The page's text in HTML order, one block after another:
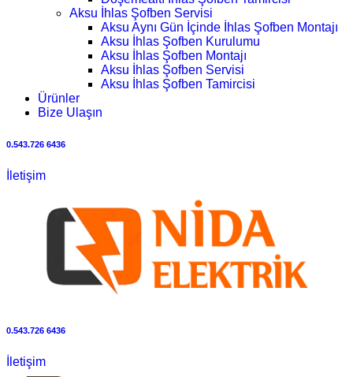
Aksu İhlas Şofben Servisi
Aksu Aynı Gün İçinde İhlas Şofben Montajı
Aksu İhlas Şofben Kurulumu
Aksu İhlas Şofben Montajı
Aksu İhlas Şofben Servisi
Aksu İhlas Şofben Tamircisi
Ürünler
Bize Ulaşın
0.543.726 6436
İletişim
0.543.726 6436
İletişim